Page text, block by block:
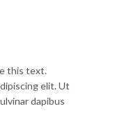
this text.
elit. Ut
dapibus